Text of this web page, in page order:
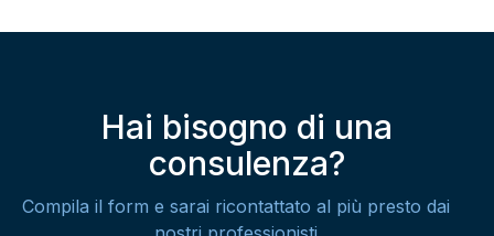
Hai bisogno di una
consulenza?
Compila il form e sarai ricontattato al più presto dai